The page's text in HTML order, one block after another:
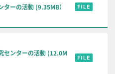
ーの活動 (9.35MB）
ンターの活動 (12.0M